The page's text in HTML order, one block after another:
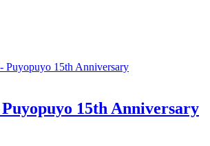
15th Anniversary